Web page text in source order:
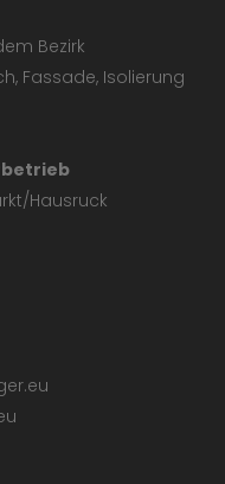
Bezirk
Fassade, Isolierung
Hausruck